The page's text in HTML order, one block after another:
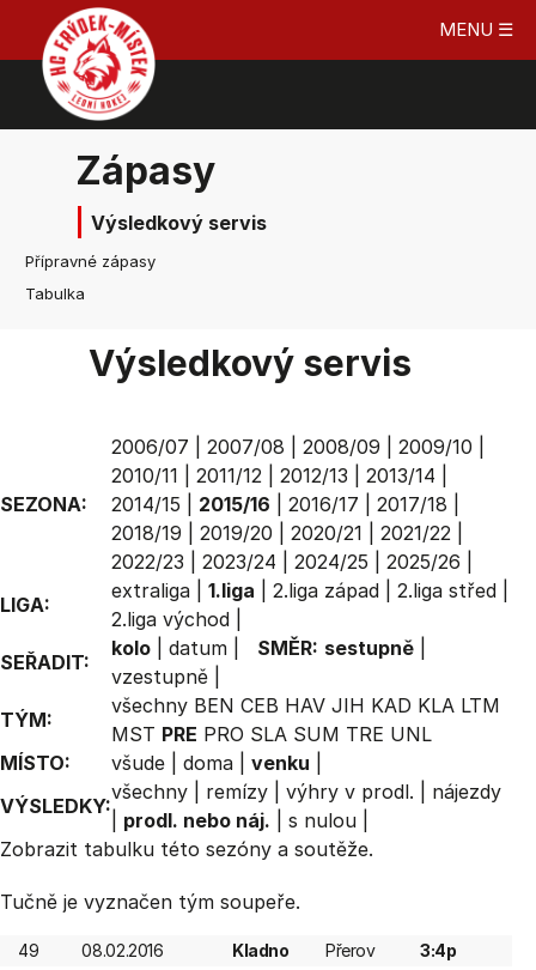
MENU ☰
Zápasy
Výsledkový servis
Přípravné zápasy
Tabulka
Výsledkový servis
SEZONA:
2006/07 2007/08 2008/09 2009/10
2010/11
2011/12 2012/13 2013/14
2014/15
2015/16 2016/17 2017/18
2018/19
2019/20 2020/21 2021/22
2022/23
2023/24 2024/25 2025/26
LIGA:
extraliga 1.liga 2.liga západ 2.liga střed
2.liga východ
SEŘADIT:
kolo datum SMĚR: sestupně
vzestupně
TÝM:
všechny BEN CEB HAV JIH KAD KLA LTM
MST PRE PRO SLA SUM TRE UNL
MÍSTO:
všude doma venku
VÝSLEDKY:
všechny remízy výhry v prodl.
nájezdy
prodl. nebo náj. s nulou
Zobrazit tabulku této sezóny a soutěže.
Tučně je vyznačen tým soupeře.
49 08.02.2016 Kladno Přerov
3:4p